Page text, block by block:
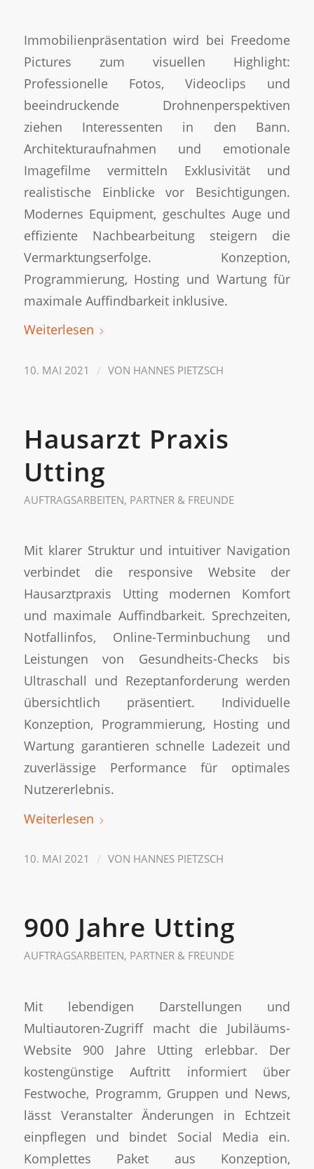
Immobilienpräsentation wird bei Freedome
Pictures zum visuellen Highlight:
Professionelle Fotos, Videoclips und
beeindruckende Drohnenperspektiven
ziehen Interessenten in den Bann.
Architekturaufnahmen und emotionale
Imagefilme vermitteln Exklusivität und
realistische Einblicke vor Besichtigungen.
Modernes Equipment, geschultes Auge und
effiziente Nachbearbeitung steigern die
Vermarktungserfolge. Konzeption,
Programmierung, Hosting und Wartung für
maximale Auffindbarkeit inklusive.
Weiterlesen
10. MAI 2021 / VON HANNES PIETZSCH
Hausarzt Praxis
Utting
AUFTRAGSARBEITEN, PARTNER & FREUNDE
Mit klarer Struktur und intuitiver Navigation
verbindet die responsive Website der
Hausarztpraxis Utting modernen Komfort
und maximale Auffindbarkeit. Sprechzeiten,
Notfallinfos, Online-Terminbuchung und
Leistungen von Gesundheits-Checks bis
Ultraschall und Rezeptanforderung werden
übersichtlich präsentiert. Individuelle
Konzeption, Programmierung, Hosting und
Wartung garantieren schnelle Ladezeit und
zuverlässige Performance für optimales
Nutzererlebnis.
Weiterlesen
10. MAI 2021 / VON HANNES PIETZSCH
900 Jahre Utting
AUFTRAGSARBEITEN, PARTNER & FREUNDE
Mit lebendigen Darstellungen und
Multiautoren-Zugriff macht die Jubiläums-
Website 900 Jahre Utting erlebbar. Der
kostengünstige Auftritt informiert über
Festwoche, Programm, Gruppen und News,
lässt Veranstalter Änderungen in Echtzeit
einpflegen und bindet Social Media ein.
Komplettes Paket aus Konzeption,